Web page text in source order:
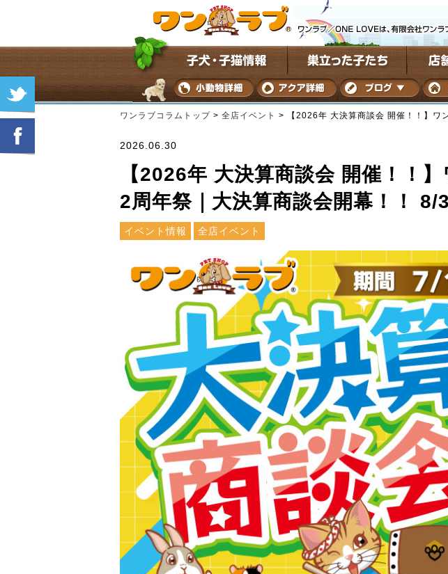
ワンラブコラムトップ > 全店イベント > 【2026年 大決算商談会 開催！！】
2026.06.30
【2026年 大決算商談会 開催！！
2周年祭｜大決算商談会開幕！！ 8/
イベント情報 全店イベント